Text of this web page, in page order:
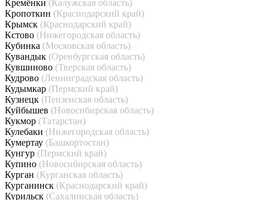
Кремёнки (Калужская область)
Кропоткин (Краснодарский край)
Крымск (Краснодарский край)
Кстово (Нижегородская область)
Кубинка (Московская область)
Кувандык (Оренбургская область)
Кувшиново (Тверская область)
Кудрово (Ленинградская область)
Кудымкар (Пермский край)
Кузнецк (Пензенская область)
Куйбышев (Новосибирская область)
Кукмор (Татарстан)
Кулебаки (Нижегородская область)
Кумертау (Башкортостан)
Кунгур (Пермский край)
Купино (Новосибирская область)
Курган (Курганская область)
Курганинск (Краснодарский край)
Курильск (Сахалинская область)